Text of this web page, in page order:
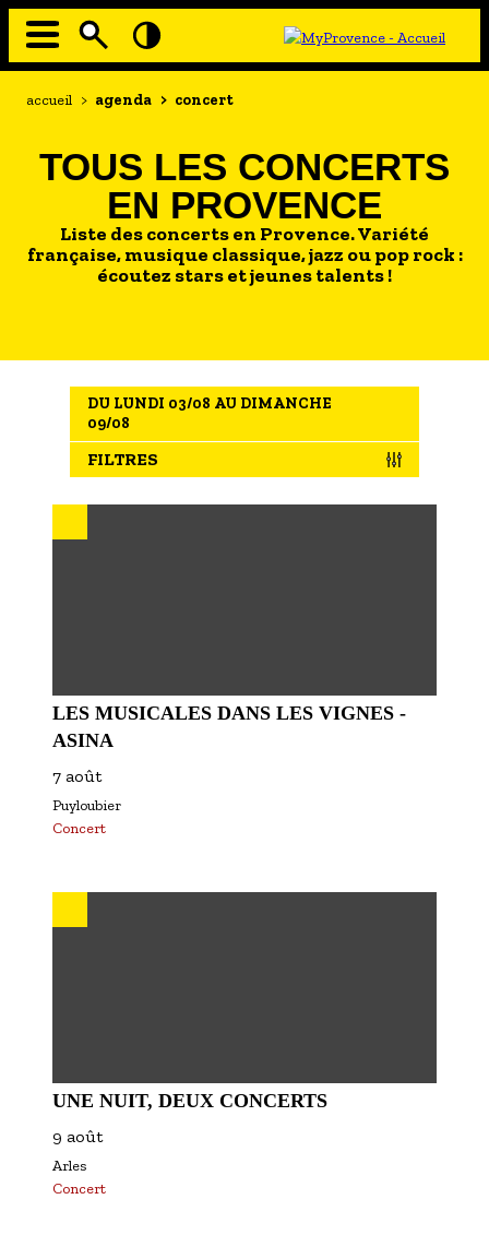
Aller
Navigation
EN MODE ECO
AU GRAND AIR
PASSEZ À TABLE
SOUS TOUTES LES COUTUMES
L'AGENDA
LES GUIDES TOURISTIQUES
LES OFFRES MYPROVENCE
Fil
accueil > agenda > concert
TOUS LES CONCERTS
EN PROVENCE
Liste des concerts en Provence. Variété
française, musique classique, jazz ou pop rock :
écoutez stars et jeunes talents !
DU LUNDI 03/08 AU DIMANCHE
09/08
FILTRES
LES MUSICALES DANS LES VIGNES -
ASINA
7 août
Puyloubier
Concert
UNE NUIT, DEUX CONCERTS
9 août
Arles
Concert